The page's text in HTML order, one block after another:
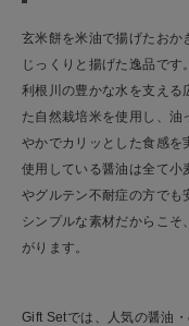
玄米餅を米油で揚げたおか
じっくりと揚げた逸品です。
利根川の豊かな水を支える
た自然栽培米を使用し、油
やかでカリッとした食感を
使用している醤油は全て小
やグルテン不耐症の方でも
シンプルな素材だからこ
がります。
Gift Setでは、人気の醤油